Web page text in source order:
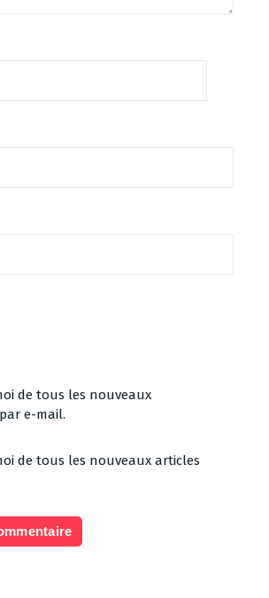
de tous les nouveaux
e-mail.
de tous les nouveaux articles